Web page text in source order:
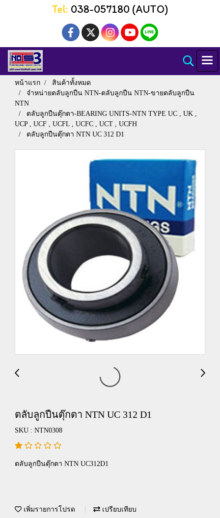
Tel: 038-057180 (AUTO)
หน้าแรก
สินค้าทั้งหมด
จำหน่ายตลับลูกปืน NTN-ตลับลูกปืน NTN-ขายตลับลูกปืน
NTN
ตลับลูกปืนตุ๊กตา-BEARING UNITS-NTN TYPE UC , UK ,
UCP , UCF , UCFL , UCFC , UCT , UCFH
ตลับลูกปืนตุ๊กตา NTN UC 312 D1
ตลับลูกปืนตุ๊กตา NTN UC 312 D1
SKU : NTN0308
ตลับลูกปืนตุ๊กตา NTN UC312D1
เพิ่มรายการโปรด เปรียบเทียบ